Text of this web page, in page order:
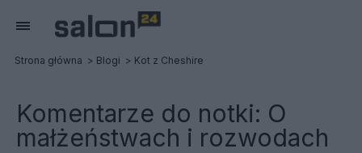
Strona główna Blogi Kot z Cheshire
Komentarze do notki: O
małżeństwach i rozwodach